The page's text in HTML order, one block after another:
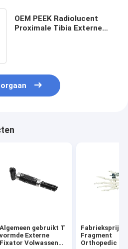
OEM PEEK Radiolucent
Proximale Tibia Externe
Algemeen gebruikt T
vormde Externe
Fixator Volwassen
Fabrieksprijs
Fragment
Orthopedic